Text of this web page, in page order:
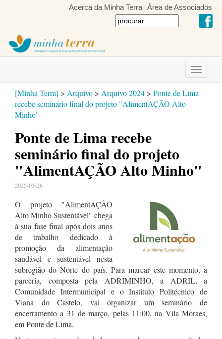
Acerca da Minha Terra Área de Associados
Toggle
[Minha Terra] > Arquivo > Arquivo 2024 > Ponte de Lima
recebe seminário final do projeto "AlimentAÇÃO Alto
Minho"
Ponte de Lima recebe
seminário final do projeto
"AlimentAÇÃO Alto Minho"
2025-03-26
O projeto "AlimentAÇÃO
Alto Minho Sustentável" chega
à sua fase final após dois anos
de trabalho dedicado à
promoção da alimentação
saudável e sustentável nesta
subregião do Norte do país. Para marcar este momento, a
parceria, composta pela ADRIMINHO, a ADRIL, a
Comunidade Intermunicipal e o Instituto Politécnico de
Viana do Castelo, vai organizar um seminário de
encerramento a 31 de março, pelas 11:00, na Vila Moraes,
em Ponte de Lima.